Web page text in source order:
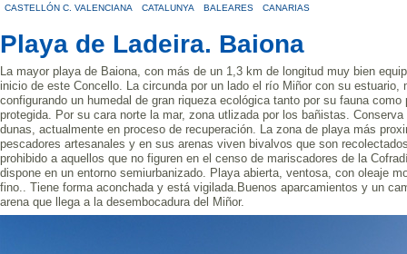
CASTELLÓN C. VALENCIANA CATALUNYA BALEARES CANARIAS
Playa de Ladeira. Baiona
La mayor playa de Baiona, con más de un 1,3 km de longitud muy bien
inicio de este Concello. La circunda por un lado el río Miñor con su estuario,
configurando un humedal de gran riqueza ecológica tanto por su fauna
protegida. Por su cara norte la mar, zona utlizada por los bañistas.
dunas, actualmente en proceso de recuperación. La zona de playa más
pescadores artesanales y en sus arenas viven bivalvos que son
prohibido a aquellos que no figuren en el censo de mariscadores de la
dispone en un entorno semiurbanizado. Playa abierta, ventosa, con oleaje
fino.. Tiene forma aconchada y está vigilada.Buenos aparcamientos y un
arena que llega a la desembocadura del Miñor.